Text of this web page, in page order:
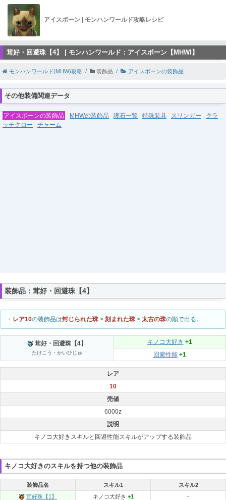
アイスボーン | モンハンワールド攻略レシピ
茸好・回避珠【4】 | モンハンワールド：アイスボーン【MHWI】
モンハンワールド(MHW)攻略 装飾品 アイスボーンの装飾品
その他装備関連データ
アイスボーンの装飾品 MHWの装飾品 護石一覧 特殊装具 スリンガー
クラ
ッチクロー
チャーム
装飾品：茸好・回避珠【4】
・ レア10の装飾品は封じられた珠 > 刻まれた珠 > 太古の珠の順で出る。
茸好・回避珠【4】
たけこう・かいひじゅ
キノコ大好き +1
回避性能 +1
レア
10
売値
6000z
説明
キノコ大好きスキルと回避性能スキルがアップする装飾品
キノコ大好きのスキルを持つ他の装飾品
装飾品名 スキル1
スキル2
茸好珠【1】
キノコ大好き +1
-